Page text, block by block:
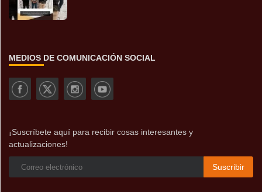
MEDIOS DE COMUNICACIÓN SOCIAL
¡Suscríbete aquí para recibir cosas interesantes y
actualizaciones!
Suscribir